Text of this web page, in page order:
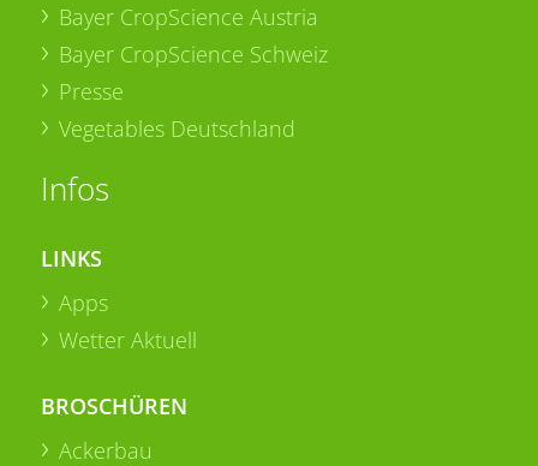
Bayer CropScience Austria
Bayer CropScience Schweiz
Presse
Vegetables Deutschland
Infos
LINKS
Apps
Wetter Aktuell
BROSCHÜREN
Ackerbau